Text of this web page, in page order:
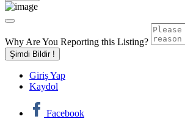
Why Are You Reporting this Listing?
Şimdi Bildir !
Giriş Yap
Kaydol
Facebook